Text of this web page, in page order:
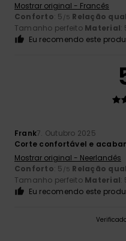
Mostrar original - Francês
Conforto: 5 /5 Relação
Tamanho perfeito Material:
Eu recomendo este
Frank7. Outubro 2025
Corte confortável e
Mostrar original - Neerlandês
Conforto: 5 /5 Relação
Tamanho perfeito Material:
Eu recomendo este